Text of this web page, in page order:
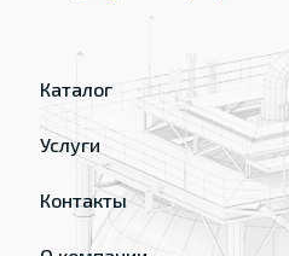
Каталог
Услуги
Контакты